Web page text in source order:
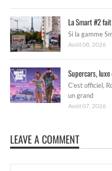
La Smart #2
Si la gamme
Août 08, 2026
Supercars,
C’est officiel,
un grand
Août 07, 2026
LEAVE A COMMENT